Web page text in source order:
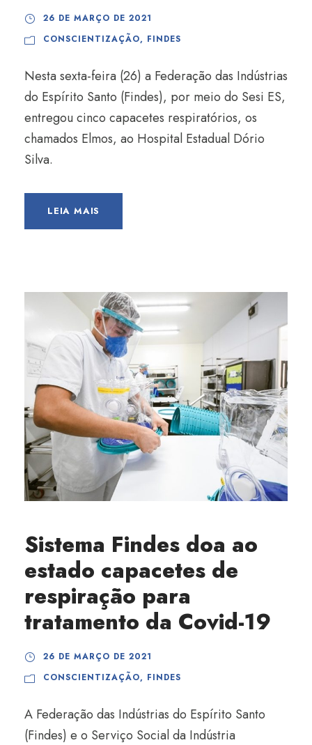
26 DE MARÇO DE 2021
CONSCIENTIZAÇÃO, FINDES
Nesta sexta-feira (26) a Federação das Indústrias
do Espírito Santo (Findes), por meio do Sesi ES,
entregou cinco capacetes respiratórios, os
chamados Elmos, ao Hospital Estadual Dório
Silva.
LEIA MAIS
Sistema Findes doa ao
estado capacetes de
respiração para
tratamento da Covid-19
26 DE MARÇO DE 2021
CONSCIENTIZAÇÃO, FINDES
A Federação das Indústrias do Espírito Santo
(Findes) e o Serviço Social da Indústria